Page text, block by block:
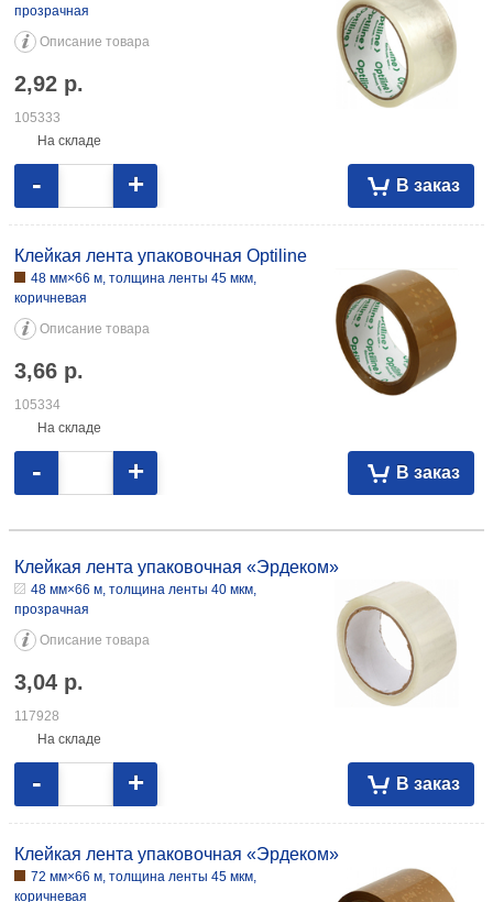
прозрачная
Описание товара
2,92 р.
105333
На складе
В заказ
- +
Клейкая лента упаковочная Optiline
48 мм×66 м, толщина ленты 45 мкм,
коричневая
Описание товара
3,66 р.
105334
На складе
В заказ
- +
40 мкм, прозрачная 3,04 117928 72 мм×66 м, толщина ленты 45 мкм,
коричневая 5,42 117927
Клейкая лента упаковочная «Эрдеком»
48 мм×66 м, толщина ленты 40 мкм,
прозрачная
Описание товара
3,04 р.
117928
На складе
В заказ
- +
Клейкая лента упаковочная «Эрдеком»
72 мм×66 м, толщина ленты 45 мкм,
коричневая